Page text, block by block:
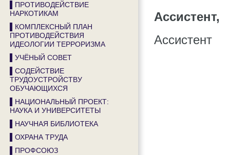
Ассистент,
Ассистент
▌ПРОТИВОДЕЙСТВИЕ
НАРКОТИКАМ
▌КОМПЛЕКСНЫЙ ПЛАН
ПРОТИВОДЕЙСТВИЯ
ИДЕОЛОГИИ ТЕРРОРИЗМА
▌УЧЁНЫЙ СОВЕТ
▌СОДЕЙСТВИЕ
ТРУДОУСТРОЙСТВУ
ОБУЧАЮЩИХСЯ
▌НАЦИОНАЛЬНЫЙ ПРОЕКТ:
НАУКА И УНИВЕРСИТЕТЫ
▌НАУЧНАЯ БИБЛИОТЕКА
▌ОХРАНА ТРУДА
▌ПРОФСОЮЗ